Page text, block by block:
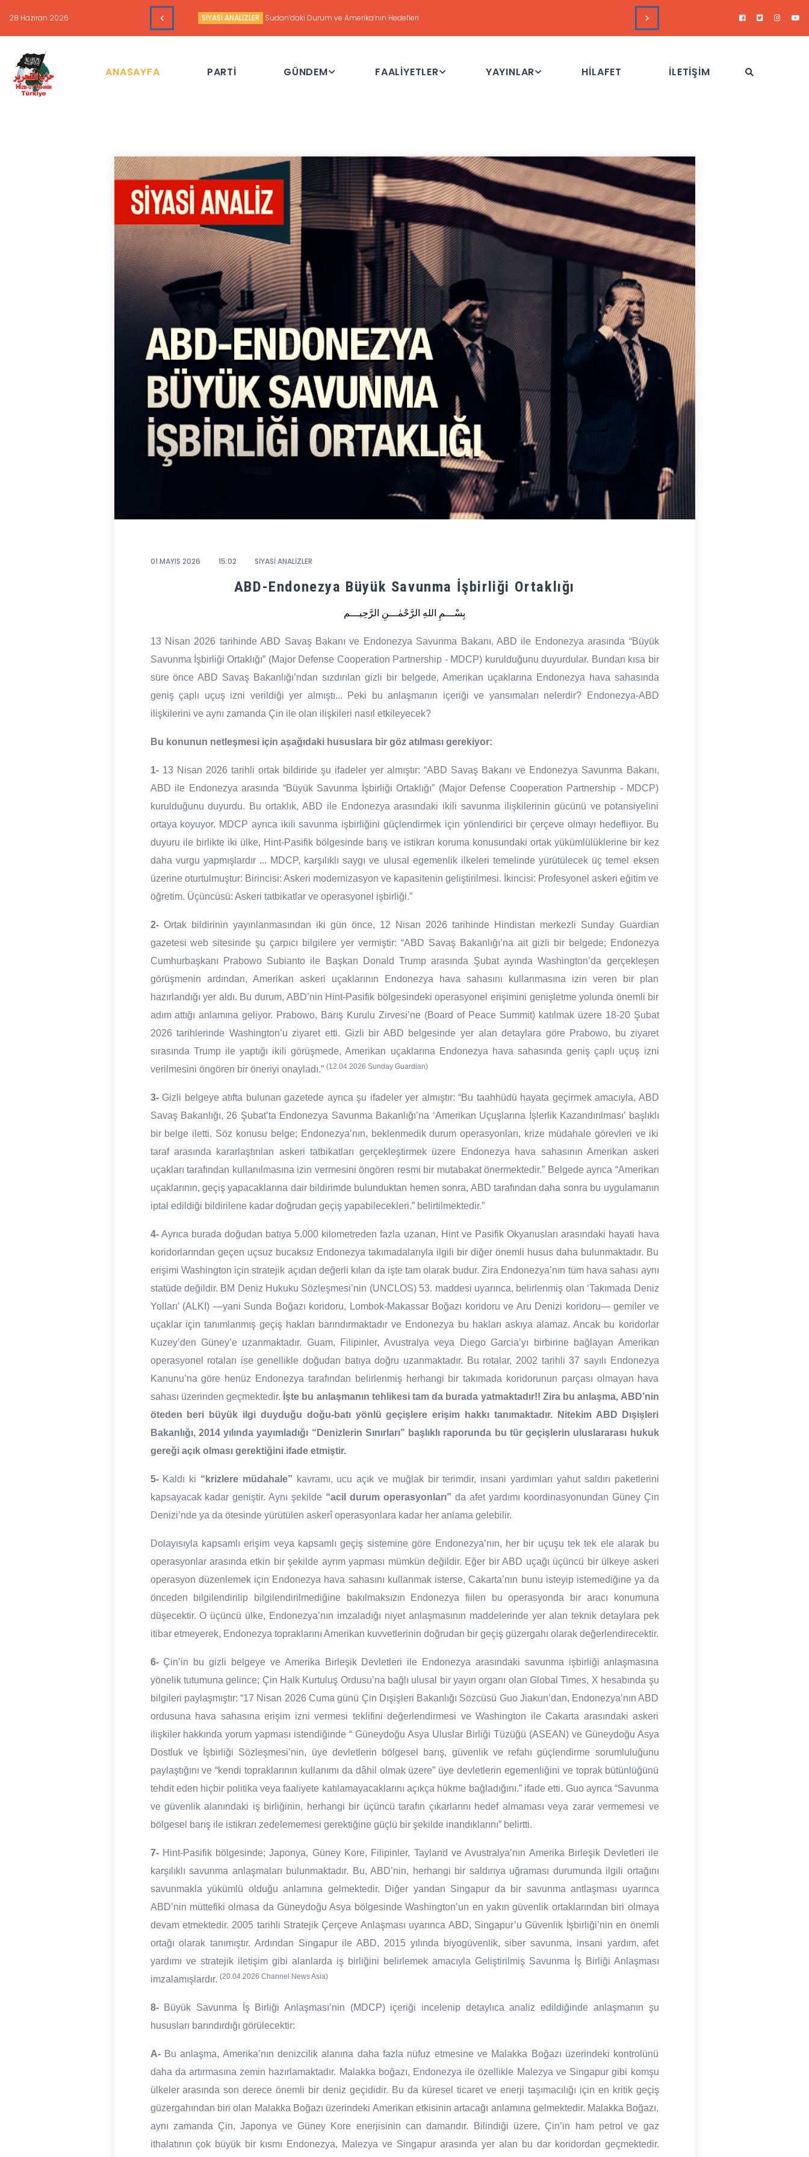
16 Haziran 2026 HAFTALIK GÜNDEM DEĞERLENDİRME Haftalık Değerlendirme Toplantısı - 21 Temmuz 2026 DUYURULAR
ANASAYFA PARTİ GÜNDEM FAALİYETLER YAYINLAR HİLAFET İLETİŞİM
01 MAYIS 2026 15:02 SİYASİ ANALİZLER
ABD-Endonezya Büyük Savunma İşbirliği Ortaklığı
بِسْـــمِ اللهِ الرَّحْمٰـــنِ الرَّحِيـــم
13 Nisan 2026 tarihinde ABD Savaş Bakanı ve Endonezya Savunma Bakanı, ABD ile Endonezya arasında “Büyük
Savunma İşbirliği Ortaklığı” (Major Defense Cooperation Partnership - MDCP) kurulduğunu duyurdular. Bundan kısa bir
süre önce ABD Savaş Bakanlığı’ndan sızdırılan gizli bir belgede, Amerikan uçaklarına Endonezya hava sahasında
geniş çaplı uçuş izni verildiği yer almıştı... Peki bu anlaşmanın içeriği ve yansımaları nelerdir? Endonezya-ABD
ilişkilerini ve aynı zamanda Çin ile olan ilişkileri nasıl etkileyecek?
Bu konunun netleşmesi için aşağıdaki hususlara bir göz atılması gerekiyor:
1-13 Nisan 2026 tarihli ortak bildiride şu ifadeler yer almıştır: “ABD Savaş Bakanı ve Endonezya Savunma Bakanı,
ABD ile Endonezya arasında “Büyük Savunma İşbirliği Ortaklığı” (Major Defense Cooperation Partnership - MDCP)
kurulduğunu duyurdu. Bu ortaklık, ABD ile Endonezya arasındaki ikili savunma ilişkilerinin gücünü ve potansiyelini
ortaya koyuyor. MDCP ayrıca ikili savunma işbirliğini güçlendirmek için yönlendirici bir çerçeve olmayı hedefliyor. Bu
duyuru ile birlikte iki ülke, Hint-Pasifik bölgesinde barış ve istikrarı koruma konusundaki ortak yükümlülüklerine bir kez
daha vurgu yapmışlardır ... MDCP, karşılıklı saygı ve ulusal egemenlik ilkeleri temelinde yürütülecek üç temel eksen
üzerine oturtulmuştur: Birincisi: Askeri modernizasyon ve kapasitenin geliştirilmesi. İkincisi: Profesyonel askeri eğitim ve
öğretim. Üçüncüsü: Askeri tatbikatlar ve operasyonel işbirliği.”
2-Ortak bildirinin yayınlanmasından iki gün önce, 12 Nisan 2026 tarihinde Hindistan merkezli Sunday Guardian
gazetesi web sitesinde şu çarpıcı bilgilere yer vermiştir: “ABD Savaş Bakanlığı’na ait gizli bir belgede; Endonezya
Cumhurbaşkanı Prabowo Subianto ile Başkan Donald Trump arasında Şubat ayında Washington’da gerçekleşen
görüşmenin ardından, Amerikan askeri uçaklarının Endonezya hava sahasını kullanmasına izin veren bir plan
hazırlandığı yer aldı. Bu durum, ABD’nin Hint-Pasifik bölgesindeki operasyonel erişimini genişletme yolunda önemli bir
adım attığı anlamına geliyor. Prabowo, Barış Kurulu Zirvesi’ne (Board of Peace Summit) katılmak üzere 18-20 Şubat
2026 tarihlerinde Washington’u ziyaret etti. Gizli bir ABD belgesinde yer alan detaylara göre Prabowo, bu ziyaret
sırasında Trump ile yaptığı ikili görüşmede, Amerikan uçaklarına Endonezya hava sahasında geniş çaplı uçuş izni
verilmesini öngören bir öneriyi onayladı.” (12.04.2026 Sunday Guardian)
3-Gizli belgeye atıfta bulunan gazetede ayrıca şu ifadeler yer almıştır: “Bu taahhüdü hayata geçirmek amacıyla, ABD
Savaş Bakanlığı, 26 Şubat’ta Endonezya Savunma Bakanlığı’na ‘Amerikan Uçuşlarına İşlerlik Kazandırılması’ başlıklı
bir belge iletti. Söz konusu belge; Endonezya’nın, beklenmedik durum operasyonları, krize müdahale görevleri ve iki
taraf arasında kararlaştırılan askeri tatbikatları gerçekleştirmek üzere Endonezya hava sahasının Amerikan askeri
uçakları tarafından kullanılmasına izin vermesini öngören resmi bir mutabakat önermektedir.” Belgede ayrıca “Amerikan
uçaklarının, geçiş yapacaklarına dair bildirimde bulunduktan hemen sonra, ABD tarafından daha sonra bu uygulamanın
iptal edildiği bildirilene kadar doğrudan geçiş yapabilecekleri.” belirtilmektedir.”
4-Ayrıca burada doğudan batıya 5.000 kilometreden fazla uzanan, Hint ve Pasifik Okyanusları arasındaki hayati hava
koridorlarından geçen uçsuz bucaksız Endonezya takımadalarıyla ilgili bir diğer önemli husus daha bulunmaktadır. Bu
erişimi Washington için stratejik açıdan değerli kılan da işte tam olarak budur. Zira Endonezya’nın tüm hava sahası aynı
statüde değildir. BM Deniz Hukuku Sözleşmesi’nin (UNCLOS) 53. maddesi uyarınca, belirlenmiş olan ‘Takımada Deniz
Yolları’ (ALKI) —yani Sunda Boğazı koridoru, Lombok-Makassar Boğazı koridoru ve Aru Denizi koridoru— gemiler ve
uçaklar için tanımlanmış geçiş hakları barındırmaktadır ve Endonezya bu hakları askıya alamaz. Ancak bu koridorlar
Kuzey’den Güney’e uzanmaktadır. Guam, Filipinler, Avustralya veya Diego Garcia’yı birbirine bağlayan Amerikan
operasyonel rotaları ise genellikle doğudan batıya doğru uzanmaktadır. Bu rotalar, 2002 tarihli 37 sayılı Endonezya
Kanunu’na göre henüz Endonezya tarafından belirlenmiş herhangi bir takımada koridorunun parçası olmayan hava
sahası üzerinden geçmektedir. İşte bu anlaşmanın tehlikesi tam da burada yatmaktadır!! Zira bu anlaşma, ABD’nin
öteden beri büyük ilgi duyduğu doğu-batı yönlü geçişlere erişim hakkı tanımaktadır. Nitekim ABD Dışişleri
Bakanlığı, 2014 yılında yayımladığı “Denizlerin Sınırları” başlıklı raporunda bu tür geçişlerin uluslararası hukuk
gereği açık olması gerektiğini ifade etmiştir.
5-Kaldı ki “krizlere müdahale” kavramı, ucu açık ve muğlak bir terimdir, insani yardımları yahut saldırı paketlerini
kapsayacak kadar geniştir. Aynı şekilde “acil durum operasyonları” da afet yardımı koordinasyonundan Güney Çin
Denizi’nde ya da ötesinde yürütülen askerî operasyonlara kadar her anlama gelebilir.
Dolayısıyla kapsamlı erişim veya kapsamlı geçiş sistemine göre Endonezya’nın, her bir uçuşu tek tek ele alarak bu
operasyonlar arasında etkin bir şekilde ayrım yapması mümkün değildir. Eğer bir ABD uçağı üçüncü bir ülkeye askeri
operasyon düzenlemek için Endonezya hava sahasını kullanmak isterse, Cakarta’nın bunu isteyip istemediğine ya da
önceden bilgilendirilip bilgilendirilmediğine bakılmaksızın Endonezya fiilen bu operasyonda bir aracı konumuna
düşecektir. O üçüncü ülke, Endonezya’nın imzaladığı niyet anlaşmasının maddelerinde yer alan teknik detaylara pek
itibar etmeyerek, Endonezya topraklarını Amerikan kuvvetlerinin doğrudan bir geçiş güzergahı olarak değerlendirecektir.
6-Çin’in bu gizli belgeye ve Amerika Birleşik Devletleri ile Endonezya arasındaki savunma işbirliği anlaşmasına
yönelik tutumuna gelince; Çin Halk Kurtuluş Ordusu’na bağlı ulusal bir yayın organı olan Global Times, X hesabında şu
bilgileri paylaşmıştır: “17 Nisan 2026 Cuma günü Çin Dışişleri Bakanlığı Sözcüsü Guo Jiakun’dan, Endonezya’nın ABD
ordusuna hava sahasına erişim izni vermesi teklifini değerlendirmesi ve Washington ile Cakarta arasındaki askeri
ilişkiler hakkında yorum yapması istendiğinde “ Güneydoğu Asya Uluslar Birliği Tüzüğü (ASEAN) ve Güneydoğu Asya
Dostluk ve İşbirliği Sözleşmesi’nin, üye devletlerin bölgesel barış, güvenlik ve refahı güçlendirme sorumluluğunu
paylaştığını ve “kendi topraklarının kullanımı da dâhil olmak üzere” üye devletlerin egemenliğini ve toprak bütünlüğünü
tehdit eden hiçbir politika veya faaliyete katılamayacaklarını açıkça hükme bağladığını.” ifade etti. Guo ayrıca “Savunma
ve güvenlik alanındaki iş birliğinin, herhangi bir üçüncü tarafın çıkarlarını hedef almaması veya zarar vermemesi ve
bölgesel barış ile istikrarı zedelememesi gerektiğine güçlü bir şekilde inandıklarını” belirtti.
7-Hint-Pasifik bölgesinde; Japonya, Güney Kore, Filipinler, Tayland ve Avustralya’nın Amerika Birleşik Devletleri ile
karşılıklı savunma anlaşmaları bulunmaktadır. Bu, ABD’nin, herhangi bir saldırıya uğraması durumunda ilgili ortağını
savunmakla yükümlü olduğu anlamına gelmektedir. Diğer yandan Singapur da bir savunma antlaşması uyarınca
ABD’nin müttefiki olmasa da Güneydoğu Asya bölgesinde Washington’un en yakın güvenlik ortaklarından biri olmaya
devam etmektedir. 2005 tarihli Stratejik Çerçeve Anlaşması uyarınca ABD, Singapur’u Güvenlik İşbirliği’nin en önemli
ortağı olarak tanımıştır. Ardından Singapur ile ABD, 2015 yılında biyogüvenlik, siber savunma, insani yardım, afet
yardımı ve stratejik iletişim gibi alanlarda iş birliğini belirlemek amacıyla Geliştirilmiş Savunma İş Birliği Anlaşması
imzalamışlardır. (20.04.2026 Channel News Asia)
8-Büyük Savunma İş Birliği Anlaşması’nin (MDCP) içeriği incelenip detaylıca analiz edildiğinde anlaşmanın şu
hususları barındırdığı görülecektir:
A-Bu anlaşma, Amerika’nın denizcilik alanına daha fazla nüfuz etmesine ve Malakka Boğazı üzerindeki kontrolünü
daha da artırmasına zemin hazırlamaktadır. Malakka boğazı, Endonezya ile özellikle Malezya ve Singapur gibi komşu
ülkeler arasında son derece önemli bir deniz geçididir. Bu da küresel ticaret ve enerji taşımacılığı için en kritik geçiş
güzergahından biri olan Malakka Boğazı üzerindeki Amerikan etkisinin artacağı anlamına gelmektedir. Malakka Boğazı,
aynı zamanda Çin, Japonya ve Güney Kore enerjisinin can damarıdır. Bilindiği üzere, Çin’in ham petrol ve gaz
ithalatının çok büyük bir kısmı Endonezya, Malezya ve Singapur arasında yer alan bu dar koridordan geçmektedir.